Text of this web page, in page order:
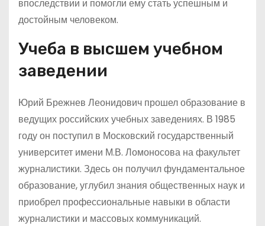
впоследствии и помогли ему стать успешным и
достойным человеком.
Учеба в высшем учебном
заведении
Юрий Брежнев Леонидович прошел образование в
ведущих российских учебных заведениях. В 1985
году он поступил в Московский государственный
университет имени М.В. Ломоносова на факультет
журналистики. Здесь он получил фундаментальное
образование, углубил знания общественных наук и
приобрел профессиональные навыки в области
журналистики и массовых коммуникаций.